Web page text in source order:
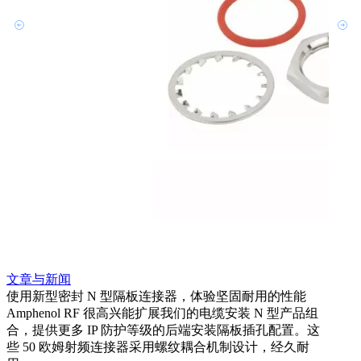
文章与新闻
使用新型密封 N 型隔板连接器，体验坚固耐用的性能
Amphenol RF 很高兴能扩展我们的电缆安装 N 型产品组
合，提供更多 IP 防护等级的后端安装隔板插孔配置。这
些 50 欧姆射频连接器采用螺纹耦合机制设计，经久耐